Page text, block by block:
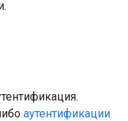
аутентификации